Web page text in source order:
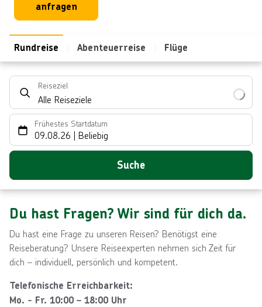
anfragen
Rundreise Abenteuerreise Flüge
Reiseziel
Alle Reiseziele
Frühestes Startdatum
09.08.26 | Beliebig
Suche
Du hast Fragen? Wir sind für dich da.
Du hast eine Frage zu unseren Reisen? Benötigst eine
Reiseberatung? Unsere Reiseexperten nehmen sich Zeit für
dich – individuell, persönlich und kompetent.
Telefonische Erreichbarkeit:
Mo. - Fr. 10:00 – 18:00 Uhr